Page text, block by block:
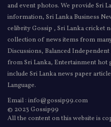
and event photos. We provide Sri
information, Sri Lanka Business
celibrity Gossip , Sri Lanka cricket
collection of news items from
Discussions, Balanced
from Sri Lanka, Entertainment hot
include Sri Lanka news paper
Language.
Email : info@gossip99.com
© 2023 Gossip99
All the content on this website is